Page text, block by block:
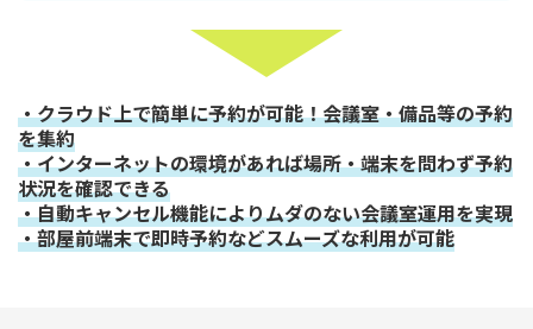
・クラウド上で簡単に予約が可能！会議室・備品等の予約
を集約
・インターネットの環境があれば場所・端末を問わず予約
状況を確認できる
・自動キャンセル機能によりムダのない会議室運用を実現
・部屋前端末で即時予約などスムーズな利用が可能